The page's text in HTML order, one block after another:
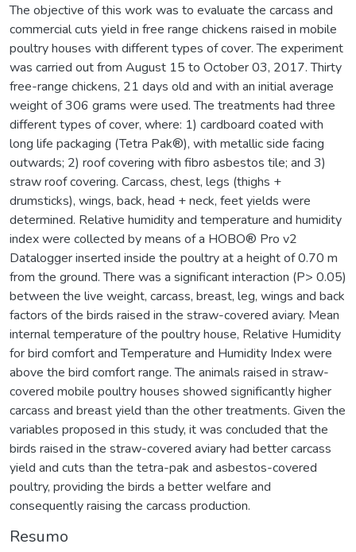
The objective of this work was to evaluate the carcass and
commercial cuts yield in free range chickens raised in mobile
poultry houses with different types of cover. The experiment
was carried out from August 15 to October 03, 2017. Thirty
free-range chickens, 21 days old and with an initial average
weight of 306 grams were used. The treatments had three
different types of cover, where: 1) cardboard coated with
long life packaging (Tetra Pak®), with metallic side facing
outwards; 2) roof covering with fibro asbestos tile; and 3)
straw roof covering. Carcass, chest, legs (thighs +
drumsticks), wings, back, head + neck, feet yields were
determined. Relative humidity and temperature and humidity
index were collected by means of a HOBO® Pro v2
Datalogger inserted inside the poultry at a height of 0.70 m
from the ground. There was a significant interaction (P> 0.05)
between the live weight, carcass, breast, leg, wings and back
factors of the birds raised in the straw-covered aviary. Mean
internal temperature of the poultry house, Relative Humidity
for bird comfort and Temperature and Humidity Index were
above the bird comfort range. The animals raised in straw-
covered mobile poultry houses showed significantly higher
carcass and breast yield than the other treatments. Given the
variables proposed in this study, it was concluded that the
birds raised in the straw-covered aviary had better carcass
yield and cuts than the tetra-pak and asbestos-covered
poultry, providing the birds a better welfare and
consequently raising the carcass production.
Resumo